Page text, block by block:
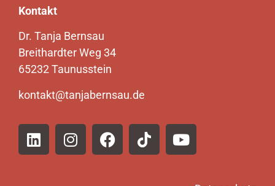
Kontakt
Dr. Tanja Bernsau
Breithardter Weg 34
65232 Taunusstein
kontakt@tanjabernsau.de